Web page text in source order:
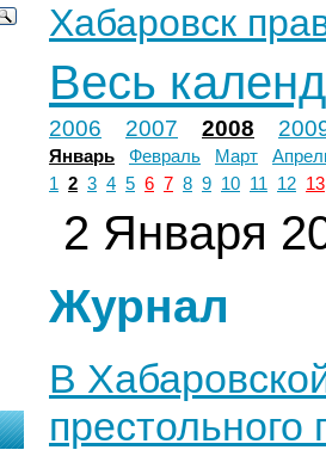
Хабаровск
Весь
2006 2007 2008
Январь Февраль Март
1 2 3 4 5 6 7 8 9 10 11 12 13
2 Января
Журнал
В